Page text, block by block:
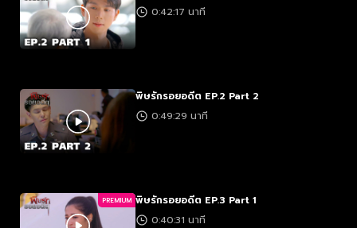
0:42:17 นาที
พิษรักรอยอดีต EP.2 Part 2
0:49:29 นาที
PREMIUM พิษรักรอยอดีต EP.3 Part 1
0:40:31 นาที